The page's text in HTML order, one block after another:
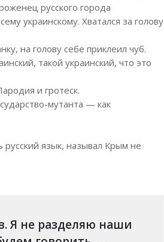
русского города
украинскому. Хватался за голову
на голову себе приклеил чуб.
такой украинский, что это
и гротеск.
мутанта — как
язык, называл Крым не
Я не разделяю наши